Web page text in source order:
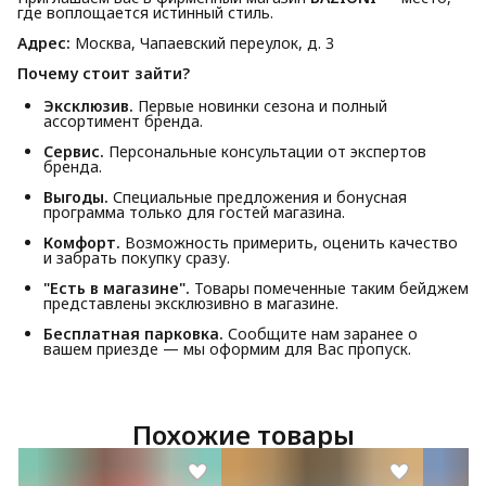
где воплощается истинный стиль.
Адрес: Москва, Чапаевский переулок, д. 3
Почему стоит зайти?
Эксклюзив. Первые новинки сезона и полный
ассортимент бренда.
Сервис. Персональные консультации от экспертов
бренда.
Выгоды. Специальные предложения и бонусная
программа только для гостей магазина.
Комфорт. Возможность примерить, оценить качество
и забрать покупку сразу.
"Есть в магазине". Товары помеченные таким бейджем
представлены эксклюзивно в магазине.
Бесплатная парковка. Сообщите нам заранее о
вашем приезде — мы оформим для Вас пропуск.
Похожие товары